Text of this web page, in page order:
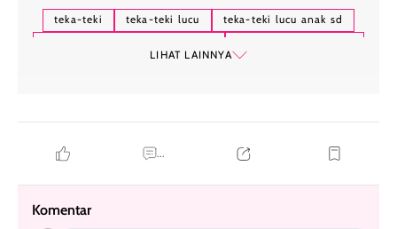
teka-teki teka-teki lucu
teka-teki lucu anak sd
LIHAT LAINNYA
...
Komentar